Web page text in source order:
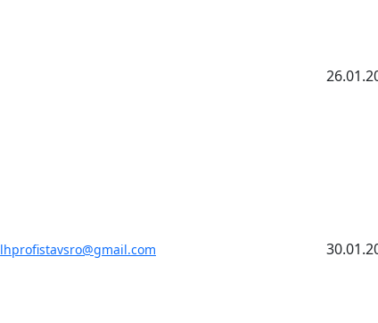
lhprofistavsro@gmail.com